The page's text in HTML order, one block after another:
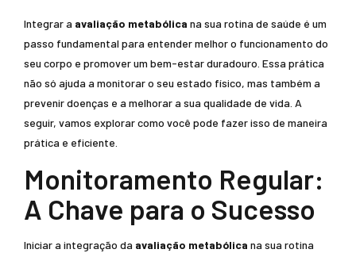
Integrar a avaliação metabólica na sua rotina de saúde é um
passo fundamental para entender melhor o funcionamento do
seu corpo e promover um bem-estar duradouro. Essa prática
não só ajuda a monitorar o seu estado físico, mas também a
prevenir doenças e a melhorar a sua qualidade de vida. A
seguir, vamos explorar como você pode fazer isso de maneira
prática e eficiente.
Monitoramento Regular:
A Chave para o Sucesso
Iniciar a integração da avaliação metabólica na sua rotina